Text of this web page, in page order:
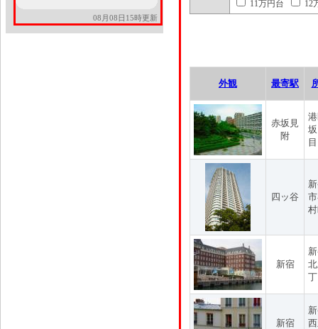
08月08日15時更新
11万円台
12
外観 最寄駅
赤坂見
附
目
四ッ谷
新宿
新宿